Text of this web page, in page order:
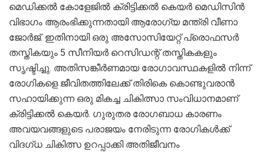
മെഡിക്കൽ കോളേജിൽ ക്രിട്ടിക്കൽ കെയർ മെഡിസിൻ
വിഭാഗം ആരംഭിക്കുന്നതായി ആരോഗ്യ മന്ത്രി വീണാ
ജോർജ്. ഇതിനായി ഒരു അസോസിയേറ്റ് പ്രൊഫസർ
തസ്തികയും 5 സീനിയർ റെസിഡന്റ് തസ്തികകളും
സൃഷ്ടിച്ചു. അതിസങ്കീർണമായ രോഗാവസ്ഥകളിൽ നിന്ന്
രോഗികളെ ജീവിതത്തിലേക്ക് തിരികെ കൊണ്ടുവരാൻ
സഹായിക്കുന്ന ഒരു മികച്ച ചികിത്സാ സംവിധാനമാണ്
ക്രിട്ടിക്കൽ കെയർ. ഗുരുതര രോഗബാധ കാരണം
അവയവങ്ങളുടെ പരാജയം നേരിടുന്ന രോഗികൾക്ക്
വിദഗ്ധ ചികിത്സ ഉറപ്പാക്കി അതിജീവനം